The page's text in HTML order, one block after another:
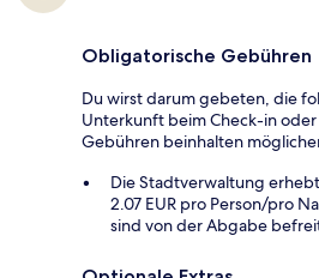
Obligatorische Gebühren
Du wirst darum gebeten, die
Unterkunft beim Check-in oder
Gebühren beinhalten
Die Stadtverwaltung
2.07 EUR pro Person/pro
sind von der Abgabe